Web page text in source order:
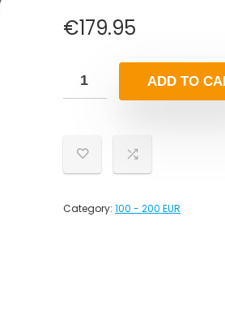
€179.95
ADD TO
Category: 100 - 200 EUR